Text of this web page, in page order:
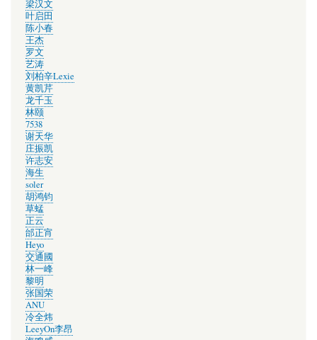
梁汉文
叶启田
陈小春
王杰
罗文
艺涛
刘柏辛Lexie
黄凯芹
龙千玉
林颐
7538
谢天华
庄振凯
许志安
海生
soler
胡鸿钧
草蜢
正云
邰正宵
Heyo
交通國
林一峰
黎明
张国荣
ANU
冷全炜
LeeyOn李昂